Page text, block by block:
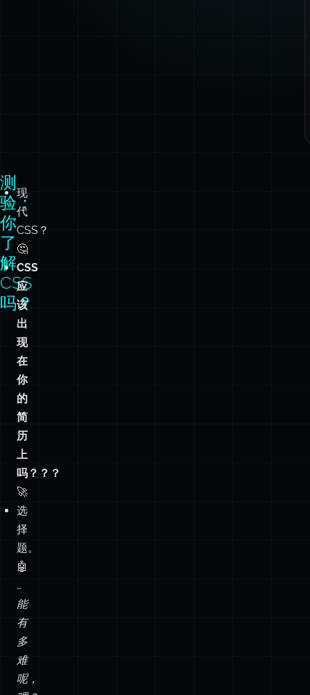
测
验：
你
了
解
CSS
吗？
现
代
CSS？
🤔
CSS
应
该
出
现
在
你
的
简
历
上
吗？？？
🚀
选
择
题。
🤖
…
能
有
多
难
呢，